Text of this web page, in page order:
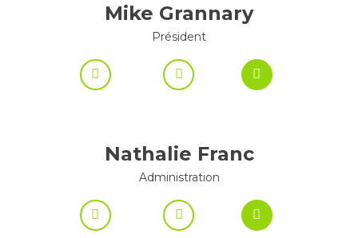
Mike Grannary
Président
Nathalie Franc
Administration